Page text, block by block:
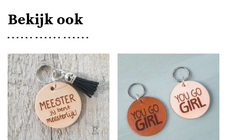
Bekijk ook